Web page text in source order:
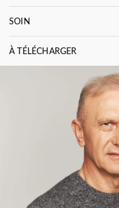
SOIN
À TÉLÉCHARGER